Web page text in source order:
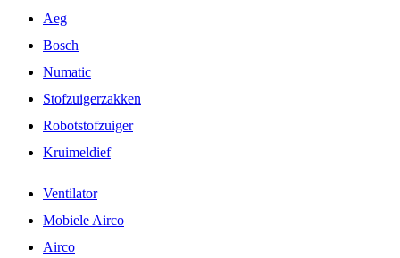
Aeg
Bosch
Numatic
Stofzuigerzakken
Robotstofzuiger
Kruimeldief
Ventilator
Mobiele Airco
Airco